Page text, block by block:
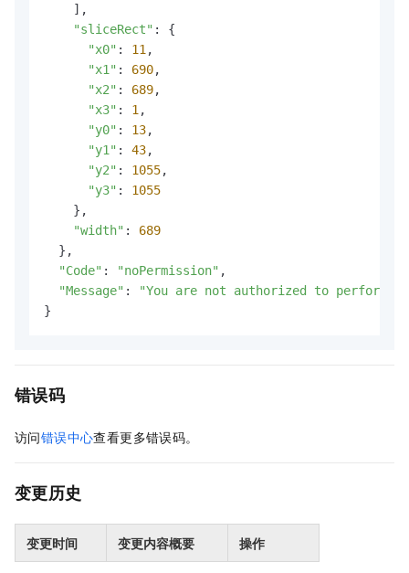
    ],
"sliceRect" : {
"x0" : 11 ,
"x1" : 690,
"x2" : 689,
"x3" : 1 ,
"y0" : 13,
"y1" : 43,
"y2" : 1055,
"y3" : 1055
    },
"width" : 689
  },
"Code" : "noPermission" ,
"Message" :
"You are not authorized to perform
}
错误码
访问错误中心查看更多错误码。
变更历史
变更时间 变更内容概要 操作